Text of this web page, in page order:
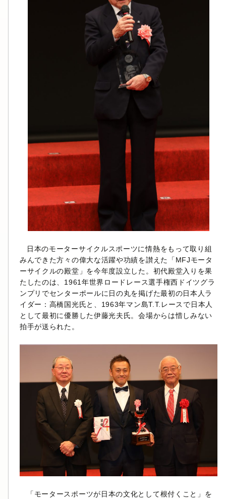
日本のモーターサイクルスポーツに情熱をもって取り組
みんできた方々の偉大な活躍や功績を讃えた「MFJモータ
ーサイクルの殿堂」を今年度設立した。初代殿堂入りを果
たしたのは、1961年世界ロードレース選手権西ドイツグラ
ンプリでセンターポールに日の丸を掲げた最初の日本人ラ
イダー：高橋国光氏と、1963年マン島T.T.レースで日本人
として最初に優勝した伊藤光夫氏。会場からは惜しみない
拍手が送られた。
「モータースポーツが日本の文化として根付くこと」を